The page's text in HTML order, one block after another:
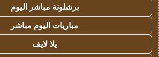
برشلونة مباشر اليوم
مباريات اليوم مباشر
يلا لايف